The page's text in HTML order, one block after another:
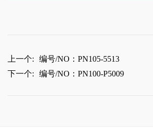
上一个:
编号/NO：PN105-5513
下一个:
编号/NO：PN100-P5009